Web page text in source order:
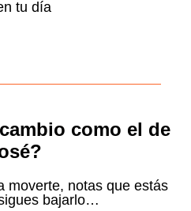
tu día
como el de
moverte, notas que estás
bajarlo…